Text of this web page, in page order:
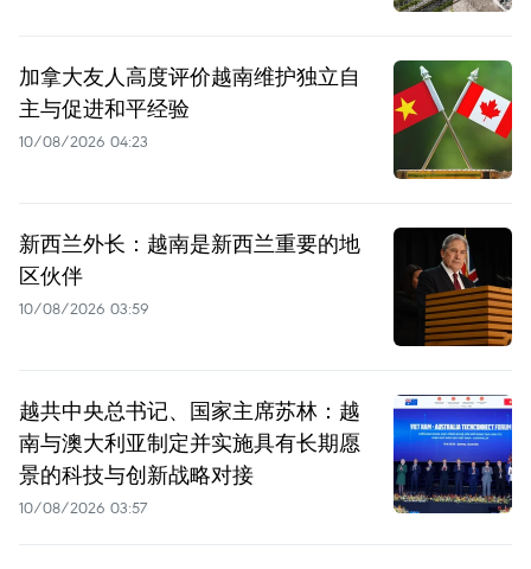
加拿大友人高度评价越南维护独立自
主与促进和平经验
10/08/2026 04:23
新西兰外长：越南是新西兰重要的地
区伙伴
10/08/2026 03:59
越共中央总书记、国家主席苏林：越
南与澳大利亚制定并实施具有长期愿
景的科技与创新战略对接
10/08/2026 03:57